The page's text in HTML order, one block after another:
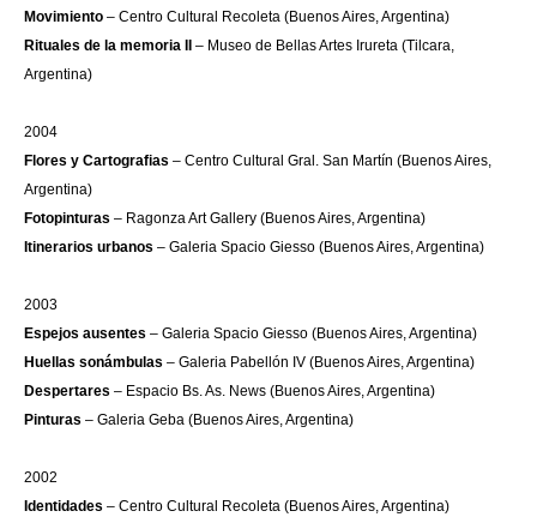
Movimiento – Centro Cultural Recoleta (Buenos Aires, Argentina)
Rituales de la memoria II – Museo de Bellas Artes Irureta (Tilcara,
Argentina)
2004
Flores y Cartografias – Centro Cultural Gral. San Martín (Buenos Aires,
Argentina)
Fotopinturas – Ragonza Art Gallery (Buenos Aires, Argentina)
Itinerarios urbanos – Galeria Spacio Giesso (Buenos Aires, Argentina)
2003
Espejos ausentes – Galeria Spacio Giesso (Buenos Aires, Argentina)
Huellas sonámbulas – Galeria Pabellón IV (Buenos Aires, Argentina)
Despertares – Espacio Bs. As. News (Buenos Aires, Argentina)
Pinturas – Galeria Geba (Buenos Aires, Argentina)
2002
Identidades – Centro Cultural Recoleta (Buenos Aires, Argentina)